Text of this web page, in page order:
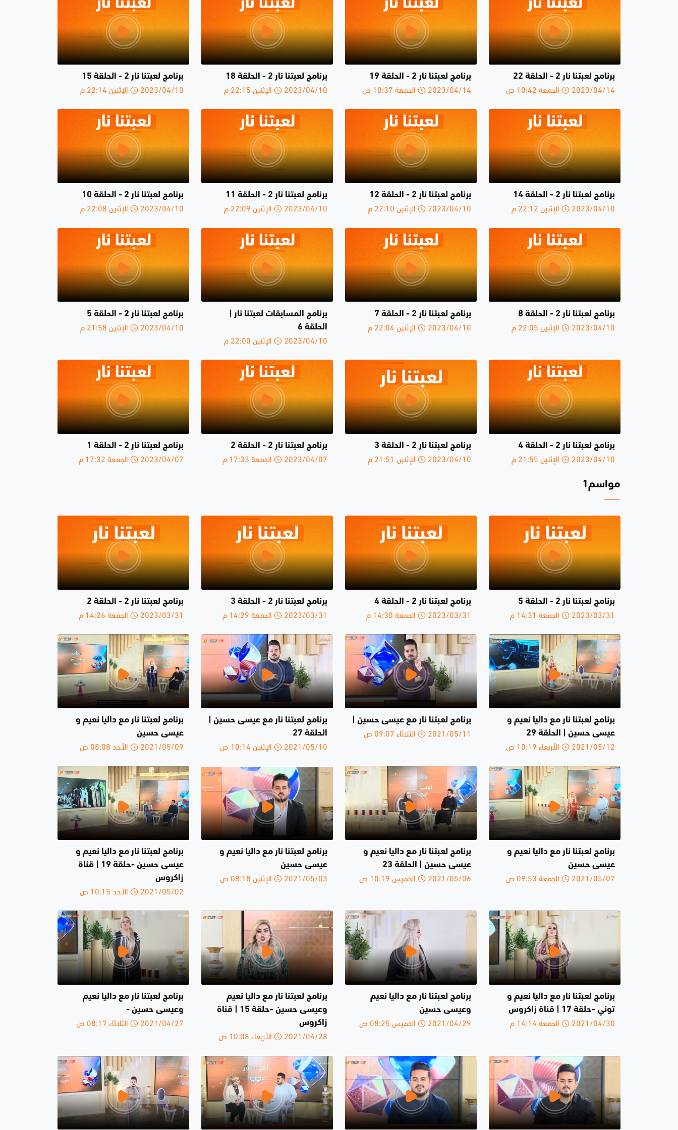
برنامج لعبتنا نار 2 - الحلقة 22
2023/04/14 الجمعة 10:42 ص
برنامج لعبتنا نار 2 - الحلقة 19
2023/04/14 الجمعة 10:37 ص
برنامج لعبتنا نار 2 - الحلقة 18
2023/04/10 الإثنين 22:15 م
برنامج لعبتنا نار 2 - الحلقة 15
2023/04/10 الإثنين 22:14 م
برنامج لعبتنا نار 2 - الحلقة 14
2023/04/10 الإثنين 22:12 م
برنامج لعبتنا نار 2 - الحلقة 12
2023/04/10 الإثنين 22:10 م
برنامج لعبتنا نار 2 - الحلقة 11
2023/04/10 الإثنين 22:09 م
برنامج لعبتنا نار 2 - الحلقة 10
2023/04/10 الإثنين 22:08 م
برنامج لعبتنا نار 2 - الحلقة 8
2023/04/10 الإثنين 22:05 م
برنامج لعبتنا نار 2 - الحلقة 7
2023/04/10 الإثنين 22:04 م
برنامج المسابقات لعبتنا نار |
الحلقة 6
2023/04/10 الإثنين 22:00 م
برنامج لعبتنا نار 2 - الحلقة 5
2023/04/10 الإثنين 21:58 م
برنامج لعبتنا نار 2 - الحلقة 4
2023/04/10 الإثنين 21:55 م
برنامج لعبتنا نار 2 - الحلقة 3
2023/04/10 الإثنين 21:51 م
برنامج لعبتنا نار 2 - الحلقة 2
2023/04/07 الجمعة 17:33 م
برنامج لعبتنا نار 2 - الحلقة 1
2023/04/07 الجمعة 17:32 م
مواسم1
برنامج لعبتنا نار 2 - الحلقة 5
2023/03/31 الجمعة 14:31 م
برنامج لعبتنا نار 2 - الحلقة 4
2023/03/31 الجمعة 14:30 م
برنامج لعبتنا نار 2 - الحلقة 3
2023/03/31 الجمعة 14:29 م
برنامج لعبتنا نار 2 - الحلقة 2
2023/03/31 الجمعة 14:26 م
برنامج لعبتنا نار مع داليا نعيم و
عيسى حسين | الحلقة 29
2021/05/12 الأربعاء 10:19 ص
برنامج لعبتنا نار مع عيسى حسين |
2021/05/11 الثلاثاء 09:07 ص
برنامج لعبتنا نار مع عيسى حسين |
الحلقة 27
2021/05/10 الإثنين 10:14 ص
برنامج لعبتنا نار مع داليا نعيم و
عيسى حسين
2021/05/09 الأحد 08:08 ص
برنامج لعبتنا نار مع داليا نعيم و
عيسى حسين
2021/05/07 الجمعة 09:53 ص
برنامج لعبتنا نار مع داليا نعيم و
عيسى حسين | الحلقة 23
2021/05/06 الخميس 10:19 ص
برنامج لعبتنا نار مع داليا نعيم و
عيسى حسين
2021/05/03 الإثنين 08:18 ص
برنامج لعبتنا نار مع داليا نعيم و
عيسى حسين -حلقة 19 | قناة
زاكروس
2021/05/02 الأحد 10:15 ص
برنامج لعبتنا نار مع داليا نعيم و
توني -حلقة 17 | قناة زاكروس
2021/04/30 الجمعة 14:14 م
برنامج لعبتنا نار مع داليا نعيم
وعيسى حسين
2021/04/29 الخميس 08:25 ص
برنامج لعبتنا نار مع داليا نعيم
وعيسى حسين -حلقة 15 | قناة
زاكروس
2021/04/28 الأربعاء 10:08 ص
برنامج لعبتنا نار مع داليا نعيم
وعيسى حسين -
2021/04/27 الثلاثاء 08:17 ص